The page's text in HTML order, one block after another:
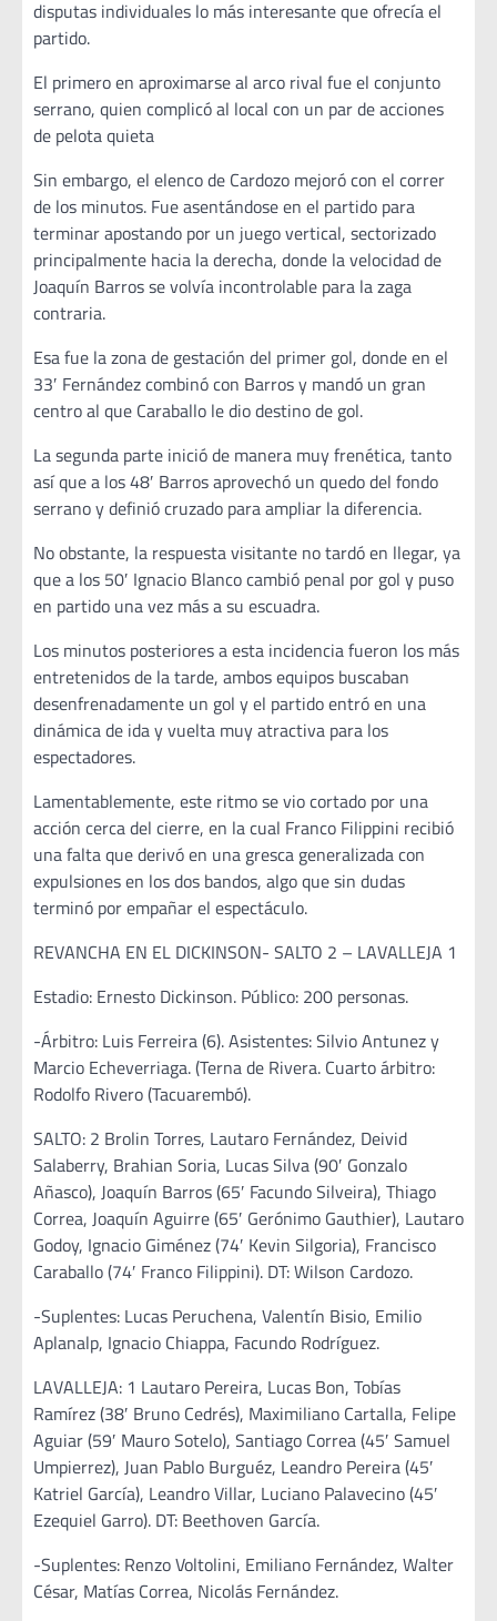
disputas individuales lo más interesante que ofrecía el
partido.
El primero en aproximarse al arco rival fue el conjunto
serrano, quien complicó al local con un par de acciones
de pelota quieta
Sin embargo, el elenco de Cardozo mejoró con el correr
de los minutos. Fue asentándose en el partido para
terminar apostando por un juego vertical, sectorizado
principalmente hacia la derecha, donde la velocidad de
Joaquín Barros se volvía incontrolable para la zaga
contraria.
Esa fue la zona de gestación del primer gol, donde en el
33′ Fernández combinó con Barros y mandó un gran
centro al que Caraballo le dio destino de gol.
La segunda parte inició de manera muy frenética, tanto
así que a los 48′ Barros aprovechó un quedo del fondo
serrano y definió cruzado para ampliar la diferencia.
No obstante, la respuesta visitante no tardó en llegar, ya
que a los 50′ Ignacio Blanco cambió penal por gol y puso
en partido una vez más a su escuadra.
Los minutos posteriores a esta incidencia fueron los más
entretenidos de la tarde, ambos equipos buscaban
desenfrenadamente un gol y el partido entró en una
dinámica de ida y vuelta muy atractiva para los
espectadores.
Lamentablemente, este ritmo se vio cortado por una
acción cerca del cierre, en la cual Franco Filippini recibió
una falta que derivó en una gresca generalizada con
expulsiones en los dos bandos, algo que sin dudas
terminó por empañar el espectáculo.
REVANCHA EN EL DICKINSON- SALTO 2 – LAVALLEJA 1
Estadio: Ernesto Dickinson. Público: 200 personas.
-Árbitro: Luis Ferreira (6). Asistentes: Silvio Antunez y
Marcio Echeverriaga. (Terna de Rivera. Cuarto árbitro:
Rodolfo Rivero (Tacuarembó).
SALTO: 2 Brolin Torres, Lautaro Fernández, Deivid
Salaberry, Brahian Soria, Lucas Silva (90′ Gonzalo
Añasco), Joaquín Barros (65′ Facundo Silveira), Thiago
Correa, Joaquín Aguirre (65′ Gerónimo Gauthier), Lautaro
Godoy, Ignacio Giménez (74′ Kevin Silgoria), Francisco
Caraballo (74′ Franco Filippini). DT: Wilson Cardozo.
-Suplentes: Lucas Peruchena, Valentín Bisio, Emilio
Aplanalp, Ignacio Chiappa, Facundo Rodríguez.
LAVALLEJA: 1 Lautaro Pereira, Lucas Bon, Tobías
Ramírez (38′ Bruno Cedrés), Maximiliano Cartalla, Felipe
Aguiar (59′ Mauro Sotelo), Santiago Correa (45′ Samuel
Umpierrez), Juan Pablo Burguéz, Leandro Pereira (45′
Katriel García), Leandro Villar, Luciano Palavecino (45′
Ezequiel Garro). DT: Beethoven García.
-Suplentes: Renzo Voltolini, Emiliano Fernández, Walter
César, Matías Correa, Nicolás Fernández.